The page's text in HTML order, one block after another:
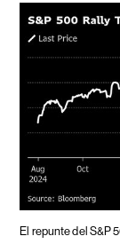
El repunte del S&P